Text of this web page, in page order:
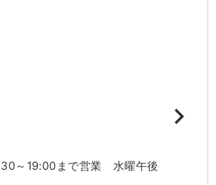
～19:00まで営業 水曜午後